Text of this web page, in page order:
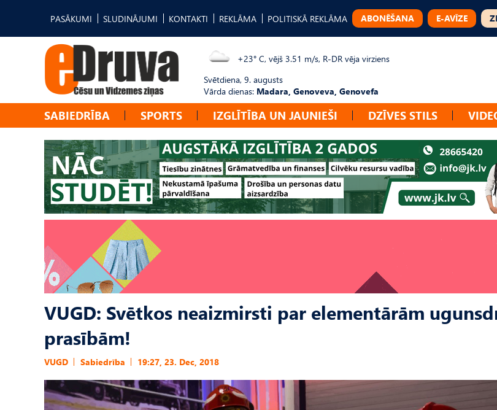
PASĀKUMI SLUDINĀJUMI KONTAKTI REKLĀMA POLITISKĀ REKLĀMA ABONĒŠANA E-AVĪZE
+23° C, vējš 3.51 m/s, R-DR vēja virziens
Svētdiena, 9. augusts
Vārda dienas: Madara, Genoveva, Genovefa
SABIEDRĪBA SPORTS IZGLĪTĪBA UN JAUNIEŠI DZĪVES STILS
VUGD: Svētkos neaizmirsti par elementārām
prasībām!
VUGD Sabiedrība 19:27, 23. Dec, 2018